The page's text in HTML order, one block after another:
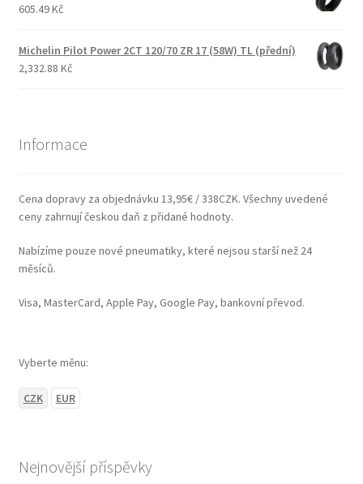
605.49 Kč
Michelin Pilot Power 2CT 120/70 ZR 17 (58W) TL (přední)
2,332.88 Kč
Informace
Cena dopravy za objednávku 13,95€ / 338CZK. Všechny uvedené
ceny zahrnují českou daň z přidané hodnoty.
Nabízíme pouze nové pneumatiky, které nejsou starší než 24
měsíců.
Visa, MasterCard, Apple Pay, Google Pay, bankovní převod.
Vyberte měnu:
CZK EUR
Nejnovější příspěvky